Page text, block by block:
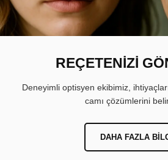
REÇETENİZİ
Deneyimli optisyen ekibimiz,
camı çözümlerini
DAHA FAZLA